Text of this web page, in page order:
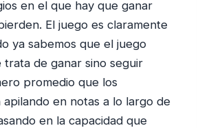
en el que hay que ganar
El juego es claramente
ya sabemos que el juego
trata de ganar sino seguir
promedio que los
apilando en notas a lo largo de
en la capacidad que